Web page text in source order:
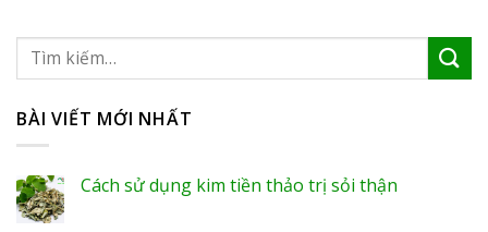
BÀI VIẾT MỚI NHẤT
Cách sử dụng kim tiền thảo trị sỏi thận